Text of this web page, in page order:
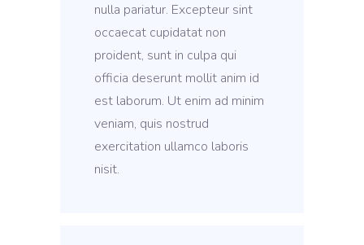
nulla pariatur. Excepteur sint
occaecat cupidatat non
proident, sunt in culpa qui
officia deserunt mollit anim id
est laborum. Ut enim ad minim
veniam, quis nostrud
exercitation ullamco laboris
nisit.